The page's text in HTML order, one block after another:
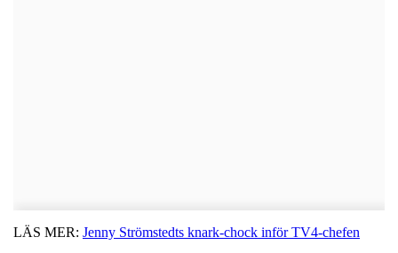
LÄS MER: Jenny Strömstedts knark-chock inför TV4-chefen